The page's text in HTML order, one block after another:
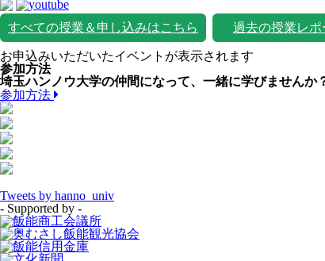
すべての授業＆申し込みはこちら 過去の授業レポ
お申込みいただいたイベントが表示されます
参加方法
埼玉ハンノウ大学の仲間になって、一緒に学びませんか
参加方法
Tweets by hanno_univ
- Supported by -